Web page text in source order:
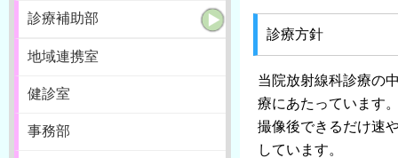
診療補助部
地域連携室
健診室
事務部
診療方針
当院放射線科診療の
療にあたっています
撮像後できるだけ速
しています。